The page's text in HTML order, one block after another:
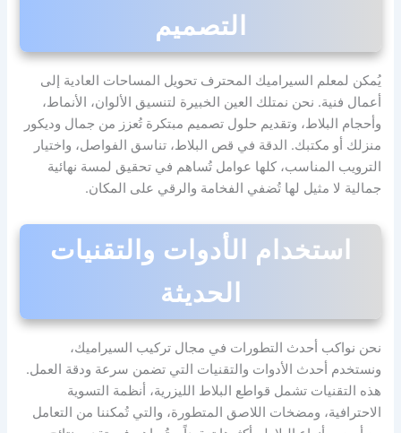
التصميم
يُمكن لمعلم السيراميك المحترف تحويل المساحات العادية إلى
أعمال فنية. نحن نمتلك العين الخبيرة لتنسيق الألوان، الأنماط،
وأحجام البلاط، وتقديم حلول تصميم مبتكرة تُعزز من جمال وديكور
منزلك أو مكتبك. الدقة في قص البلاط، تناسق الفواصل، واختيار
الترويب المناسب، كلها عوامل تُساهم في تحقيق لمسة نهائية
جمالية لا مثيل لها تُضفي الفخامة والرقي على المكان.
استخدام الأدوات والتقنيات
الحديثة
نحن نواكب أحدث التطورات في مجال تركيب السيراميك،
ونستخدم أحدث الأدوات والتقنيات التي تضمن سرعة ودقة العمل.
هذه التقنيات تشمل قواطع البلاط الليزرية، أنظمة التسوية
الاحترافية، ومضخات اللاصق المتطورة، والتي تُمكننا من التعامل